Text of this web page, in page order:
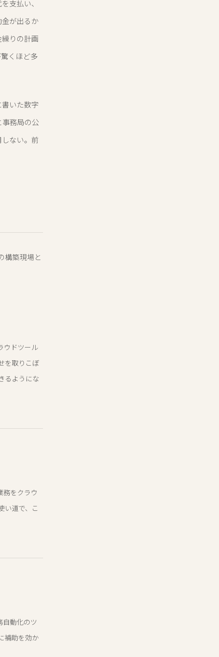
支払い、
が出るか
りの計画
くほど多
いた数字
務局の公
ない。前
構築現場と
ウドツール
を取りこぼ
るようにな
務をクラウ
い道で、こ
自動化のツ
補助を効か